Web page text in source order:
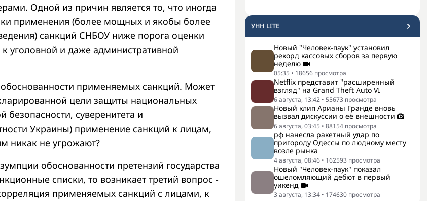
УНН LITE
Новый "Человек-паук" установил
рекорд кассовых сборов за первую
неделю
05:35 • 18656 просмотра
Netflix представит "расширенный
взгляд" на Grand Theft Auto VI
6 августа, 13:42 • 55673 просмотра
Новый клип Арианы Гранде вновь
вызвал дискуссии о её внешности
6 августа, 03:45 • 88154 просмотра
рф нанесла ракетный удар по
пригороду Одессы по людному месту
возле рынка
4 августа, 08:46 • 162593 просмотра
Новый "Человек-паук" показал
ошеломляющий дебют в первый
уикенд
3 августа, 13:34 • 174630 просмотра
Одной из причин является то, что иногда
применения (более мощных и якобы более
санкций СНБОУ ниже порога оценки
уголовной и даже административной
обоснованности применяемых санкций. Может
цели защиты национальных
безопасности, суверенитета и
Украины) применение санкций к лицам,
никак не угрожают?
обоснованности претензий государства
списки, то возникает третий вопрос -
применяемых санкций с лицами, к